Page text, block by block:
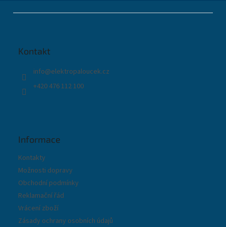
Kontakt
info@elektropaloucek.cz
+420 476 112 100
Informace
Kontakty
Možnosti dopravy
Obchodní podmínky
Reklamační řád
Vrácení zboží
Zásady ochrany osobních údajů